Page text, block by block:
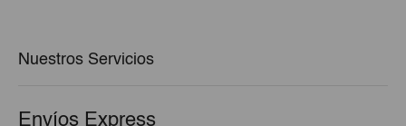
Nuestros Servicios
Envíos Express